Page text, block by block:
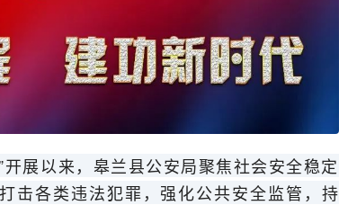
展以来，皋兰县公安局聚焦社会安全稳定
击各类违法犯罪，强化公共安全监管，持